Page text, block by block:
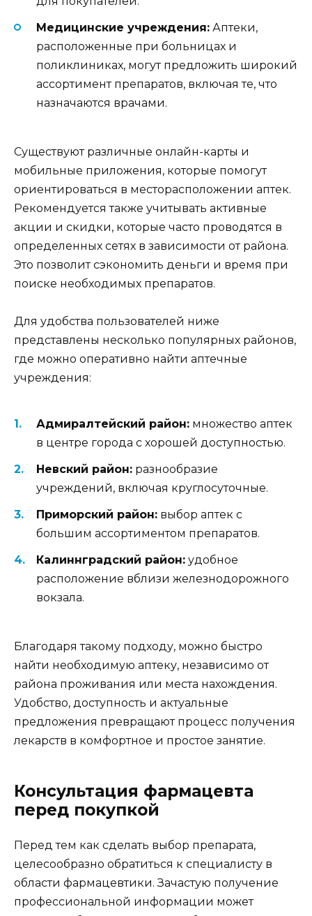
Медицинские учреждения: Аптеки,
расположенные при больницах и
поликлиниках, могут предложить широкий
ассортимент препаратов, включая те, что
назначаются врачами.
Существуют различные онлайн-карты и
мобильные приложения, которые помогут
ориентироваться в месторасположении аптек.
Рекомендуется также учитывать активные
акции и скидки, которые часто проводятся в
определенных сетях в зависимости от района.
Это позволит сэкономить деньги и время при
поиске необходимых препаратов.
Для удобства пользователей ниже
представлены несколько популярных районов,
где можно оперативно найти аптечные
учреждения:
Адмиралтейский район: множество аптек
в центре города с хорошей доступностью.
Невский район: разнообразие
учреждений, включая круглосуточные.
Приморский район: выбор аптек с
большим ассортиментом препаратов.
Калиннградский район: удобное
расположение вблизи железнодорожного
вокзала.
Благодаря такому подходу, можно быстро
найти необходимую аптеку, независимо от
района проживания или места нахождения.
Удобство, доступность и актуальные
предложения превращают процесс получения
лекарств в комфортное и простое занятие.
Консультация фармацевта
перед покупкой
Перед тем как сделать выбор препарата,
целесообразно обратиться к специалисту в
области фармацевтики. Зачастую получение
профессиональной информации может